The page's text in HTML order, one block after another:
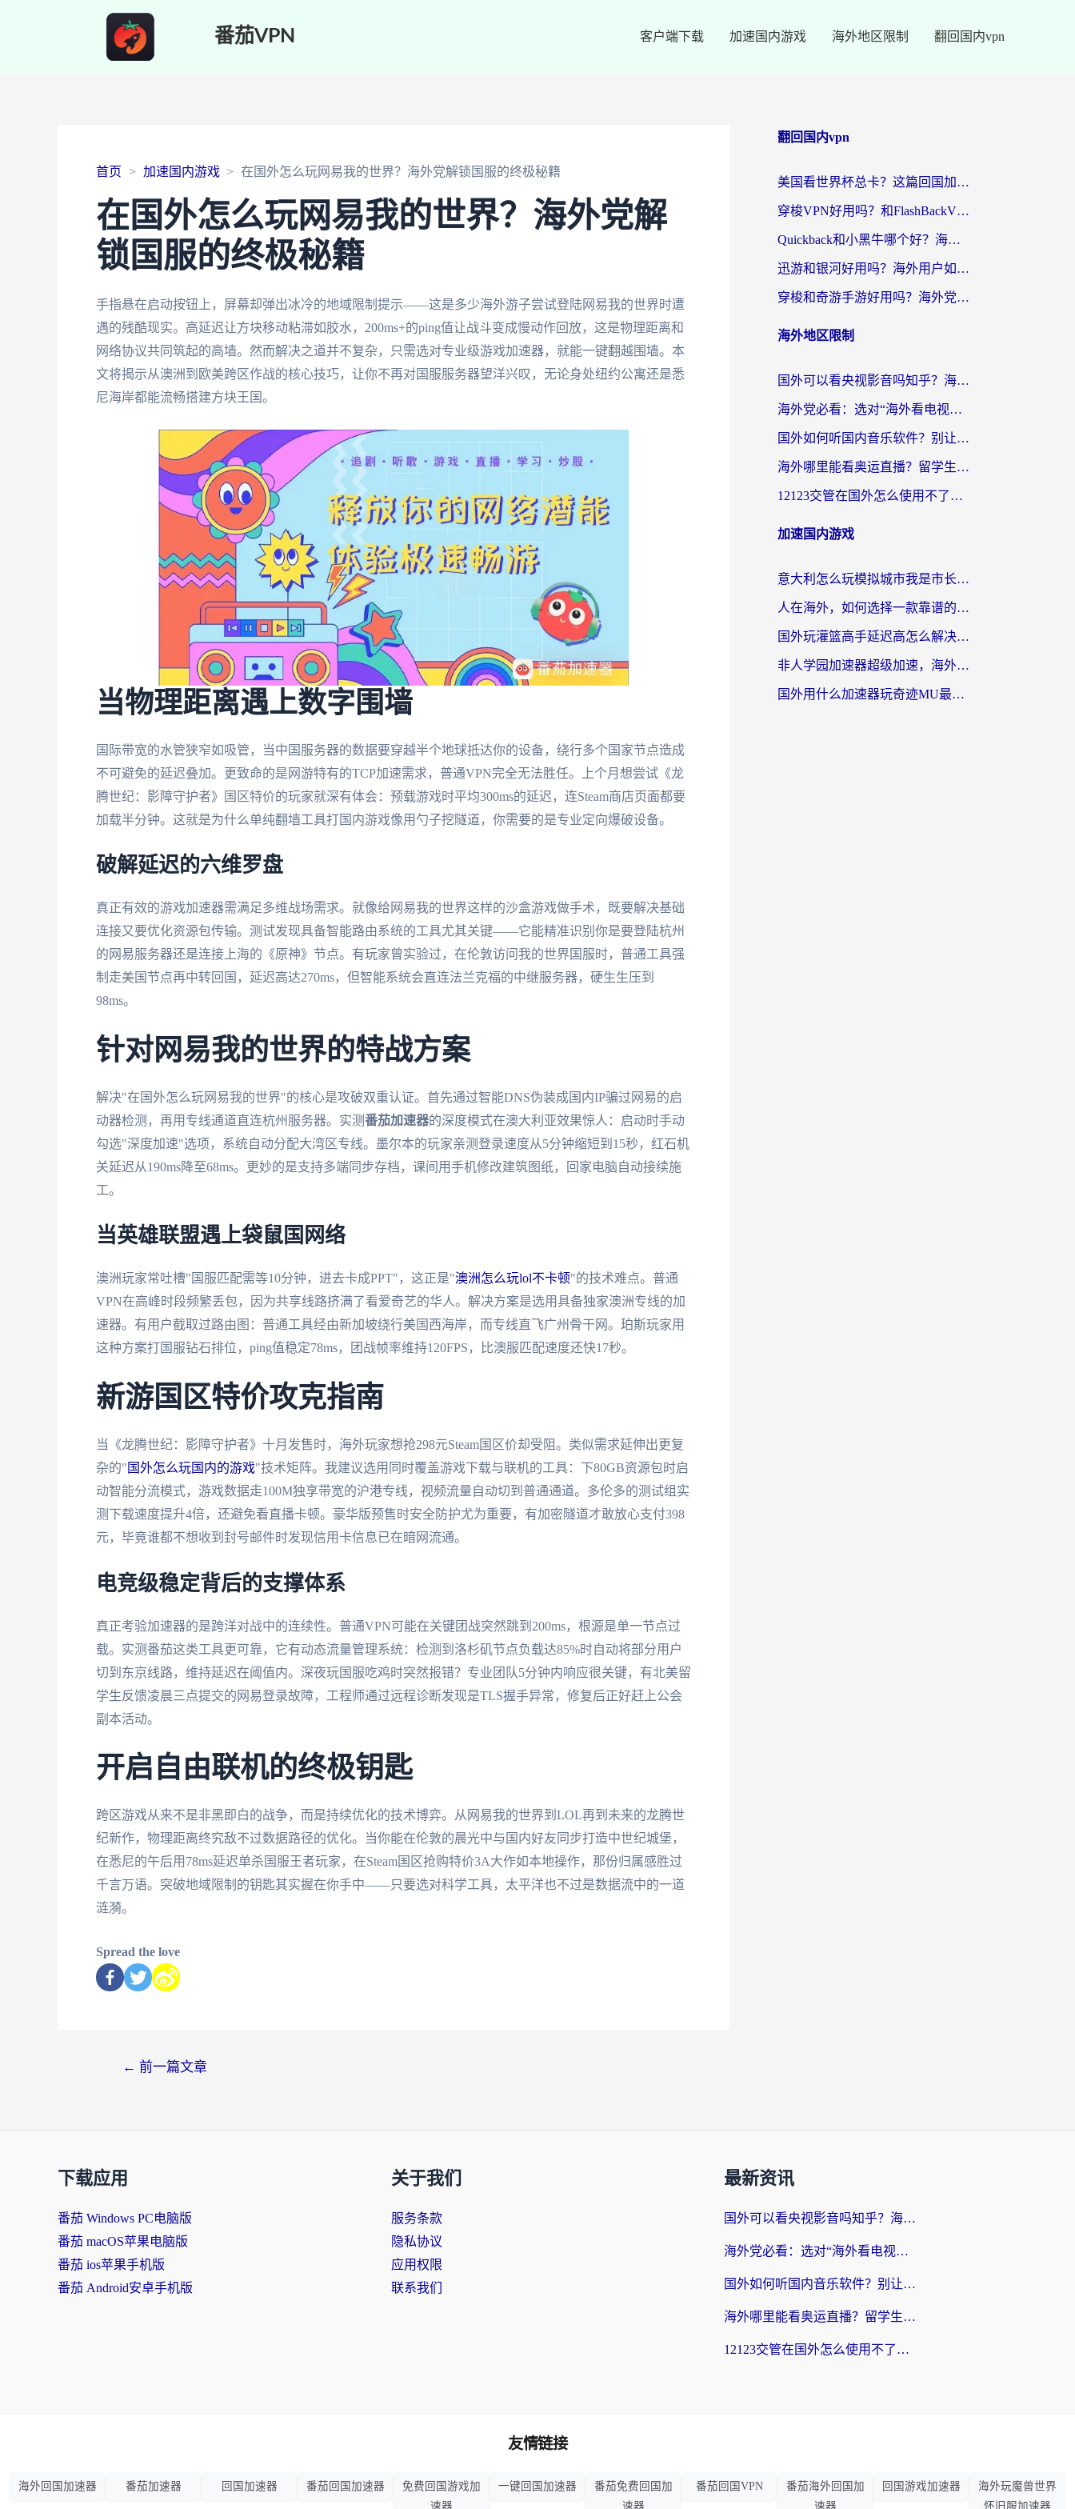
番茄VPN 客户端下载 加速国内游戏 海外地区限制 翻回国内vpn
首页 加速国内游戏 在国外怎么玩网易我的世界？海外党解锁国服的终极秘籍
在国外怎么玩网易我的世界？海外党解
锁国服的终极秘籍
手指悬在启动按钮上，屏幕却弹出冰冷的地域限制提示——这是多少海外游子尝试登陆网易我的世界时遭
遇的残酷现实。高延迟让方块移动粘滞如胶水，200ms+的ping值让战斗变成慢动作回放，这是物理距离和
网络协议共同筑起的高墙。然而解决之道并不复杂，只需选对专业级游戏加速器，就能一键翻越围墙。本
文将揭示从澳洲到欧美跨区作战的核心技巧，让你不再对国服服务器望洋兴叹，无论身处纽约公寓还是悉
尼海岸都能流畅搭建方块王国。
当物理距离遇上数字围墙
国际带宽的水管狭窄如吸管，当中国服务器的数据要穿越半个地球抵达你的设备，绕行多个国家节点造成
不可避免的延迟叠加。更致命的是网游特有的TCP加速需求，普通VPN完全无法胜任。上个月想尝试《龙
腾世纪：影障守护者》国区特价的玩家就深有体会：预载游戏时平均300ms的延迟，连Steam商店页面都要
加载半分钟。这就是为什么单纯翻墙工具打国内游戏像用勺子挖隧道，你需要的是专业定向爆破设备。
破解延迟的六维罗盘
真正有效的游戏加速器需满足多维战场需求。就像给网易我的世界这样的沙盒游戏做手术，既要解决基础
连接又要优化资源包传输。测试发现具备智能路由系统的工具尤其关键——它能精准识别你是要登陆杭州
的网易服务器还是连接上海的《原神》节点。有玩家曾实验过，在伦敦访问我的世界国服时，普通工具强
制走美国节点再中转回国，延迟高达270ms，但智能系统会直连法兰克福的中继服务器，硬生生压到
98ms。
针对网易我的世界的特战方案
解决"在国外怎么玩网易我的世界"的核心是攻破双重认证。首先通过智能DNS伪装成国内IP骗过网易的启
动器检测，再用专线通道直连杭州服务器。实测番茄加速器的深度模式在澳大利亚效果惊人：启动时手动
勾选"深度加速"选项，系统自动分配大湾区专线。墨尔本的玩家亲测登录速度从5分钟缩短到15秒，红石机
关延迟从190ms降至68ms。更妙的是支持多端同步存档，课间用手机修改建筑图纸，回家电脑自动接续施
工。
当英雄联盟遇上袋鼠国网络
澳洲玩家常吐槽"国服匹配需等10分钟，进去卡成PPT"，这正是"澳洲怎么玩lol不卡顿"的技术难点。普通
VPN在高峰时段频繁丢包，因为共享线路挤满了看爱奇艺的华人。解决方案是选用具备独家澳洲专线的加
速器。有用户截取过路由图：普通工具经由新加坡绕行美国西海岸，而专线直飞广州骨干网。珀斯玩家用
这种方案打国服钻石排位，ping值稳定78ms，团战帧率维持120FPS，比澳服匹配速度还快17秒。
新游国区特价攻克指南
当《龙腾世纪：影障守护者》十月发售时，海外玩家想抢298元Steam国区价却受阻。类似需求延伸出更复
杂的" 国外怎么玩国内的游戏"技术矩阵。我建议选用同时覆盖游戏下载与联机的工具：下80GB资源包时启
动智能分流模式，游戏数据走100M独享带宽的沪港专线，视频流量自动切到普通通道。多伦多的测试组实
测下载速度提升4倍，还避免看直播卡顿。豪华版预售时安全防护尤为重要，有加密隧道才敢放心支付398
元，毕竟谁都不想收到封号邮件时发现信用卡信息已在暗网流通。
电竞级稳定背后的支撑体系
真正考验加速器的是跨洋对战中的连续性。普通VPN可能在关键团战突然跳到200ms，根源是单一节点过
载。实测番茄这类工具更可靠，它有动态流量管理系统：检测到洛杉矶节点负载达85%时自动将部分用户
切到东京线路，维持延迟在阈值内。深夜玩国服吃鸡时突然报错？专业团队5分钟内响应很关键，有北美留
学生反馈凌晨三点提交的网易登录故障，工程师通过远程诊断发现是TLS握手异常，修复后正好赶上公会
副本活动。
开启自由联机的终极钥匙
跨区游戏从来不是非黑即白的战争，而是持续优化的技术博弈。从网易我的世界到LOL再到未来的龙腾世
纪新作，物理距离终究敌不过数据路径的优化。当你能在伦敦的晨光中与国内好友同步打造中世纪城堡，
在悉尼的午后用78ms延迟单杀国服王者玩家，在Steam国区抢购特价3A大作如本地操作，那份归属感胜过
千言万语。突破地域限制的钥匙其实握在你手中——只要选对科学工具，太平洋也不过是数据流中的一道
涟漪。
Spread the love
← 前一篇文章
翻回国内vpn
美国看世界杯总卡？这篇回国加速器指南帮你无缝刷国内资源（附苹果手机VPN设置步骤）
穿梭VPN好用吗？和FlashBackVPN对比哪个回国效果更好？
Quickback和小黑牛哪个好？海外党亲测指南，选对回国加速器秒回国内
迅游和银河好用吗？海外用户如何选择回国加速器实现无缝访问国内资源
穿梭和奇游手游好用吗？海外党亲测3款回国加速器，附蜜蜂加速器七天试用攻略
海外地区限制
国外可以看央视影音吗知乎？海外党亲测有效的回国加速方案
海外党必看：选对“海外看电视剧软件”，再也不用愁国内剧刷不了
国外如何听国内音乐软件？别让地域限制，断了你的中文歌单
海外哪里能看奥运直播？留学生&海外华人必看的体育赛事观赛终极指南
12123交管在国外怎么使用不了？海外华人必看的无缝访问国内资源指南
加速国内游戏
意大利怎么玩模拟城市我是市长？海外党国服游戏加速终极攻略（附三国3量子特攻解决办法）
人在海外，如何选择一款靠谱的玩剑灵2加速器？
国外玩灌篮高手延迟高怎么解决？海外玩家国服游戏加速终极指南
非人学园加速器超级加速，海外玩家重返国服的通行证
国外用什么加速器玩奇迹MU最好？2026海外玩家国服游戏加速全攻略
下载应用
番茄 Windows PC电脑版
番茄 macOS苹果电脑版
番茄 ios苹果手机版
番茄 Android安卓手机版
关于我们
服务条款
隐私协议
应用权限
联系我们
最新资讯
国外可以看央视影音吗知乎？海外党亲测有效的回国加速方案
海外党必看：选对“海外看电视剧软件”，再也不用愁国内剧刷不了
国外如何听国内音乐软件？别让地域限制，断了你的中文歌单
海外哪里能看奥运直播？留学生&海外华人必看的体育赛事观赛终极指南
12123交管在国外怎么使用不了？海外华人必看的无缝访问国内资源指南
友情链接
海外回国加速器 番茄加速器 回国加速器 番茄回国加速器
免费回国游戏加
速器
一键回国加速器
番茄免费回国加
速器
番茄回国VPN
番茄海外回国加
速器
回国游戏加速器
海外玩魔兽世界
怀旧服加速器